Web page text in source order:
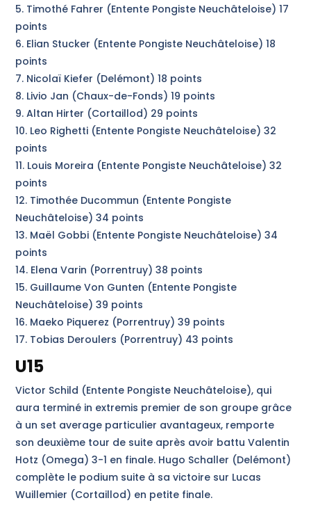
5. Timothé Fahrer (Entente Pongiste Neuchâteloise) 17
points
6. Elian Stucker (Entente Pongiste Neuchâteloise) 18
points
7. Nicolaï Kiefer (Delémont) 18 points
8. Livio Jan (Chaux-de-Fonds) 19 points
9. Altan Hirter (Cortaillod) 29 points
10. Leo Righetti (Entente Pongiste Neuchâteloise) 32
points
11. Louis Moreira (Entente Pongiste Neuchâteloise) 32
points
12. Timothée Ducommun (Entente Pongiste
Neuchâteloise) 34 points
13. Maël Gobbi (Entente Pongiste Neuchâteloise) 34
points
14. Elena Varin (Porrentruy) 38 points
15. Guillaume Von Gunten (Entente Pongiste
Neuchâteloise) 39 points
16. Maeko Piquerez (Porrentruy) 39 points
17. Tobias Deroulers (Porrentruy) 43 points
U15
Victor Schild (Entente Pongiste Neuchâteloise), qui
aura terminé in extremis premier de son groupe grâce
à un set average particulier avantageux, remporte
son deuxième tour de suite après avoir battu Valentin
Hotz (Omega) 3-1 en finale. Hugo Schaller (Delémont)
complète le podium suite à sa victoire sur Lucas
Wuillemier (Cortaillod) en petite finale.